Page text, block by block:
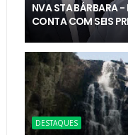
NVA STA BÁRBARA
CONTA COM SEIS
DESTAQUES